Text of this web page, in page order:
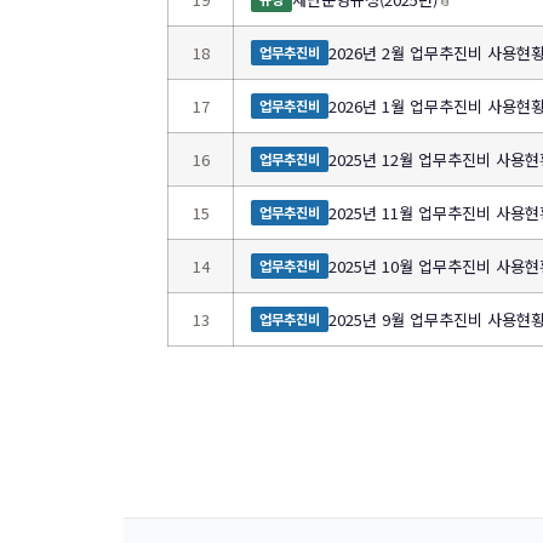
18 업무추진비 2026년 2월 업무추진비 사용현
17 업무추진비 2026년 1월 업무추진비 사용현
16 업무추진비 2025년 12월 업무추진비 사용현
15 업무추진비 2025년 11월 업무추진비 사용현
14 업무추진비 2025년 10월 업무추진비 사용현
13 업무추진비 2025년 9월 업무추진비 사용현